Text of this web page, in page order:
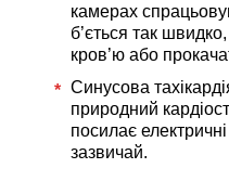
камерах
б’ється так
кров’ю або
Синусова
природний
посилає
зазвичай.